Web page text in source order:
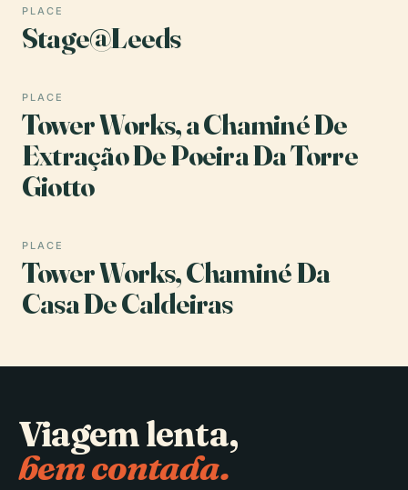
PLACE
Stage@Leeds
PLACE
Tower Works, a Chaminé De
Extração De Poeira Da Torre
Giotto
PLACE
Tower Works, Chaminé Da
Casa De Caldeiras
Viagem lenta,
bem contada.